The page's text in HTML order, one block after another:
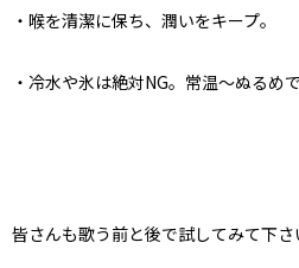
・喉を清潔に保ち、潤いをキープ。
・冷水や氷は絶対NG。常温〜ぬるめ
皆さんも歌う前と後で試してみて下